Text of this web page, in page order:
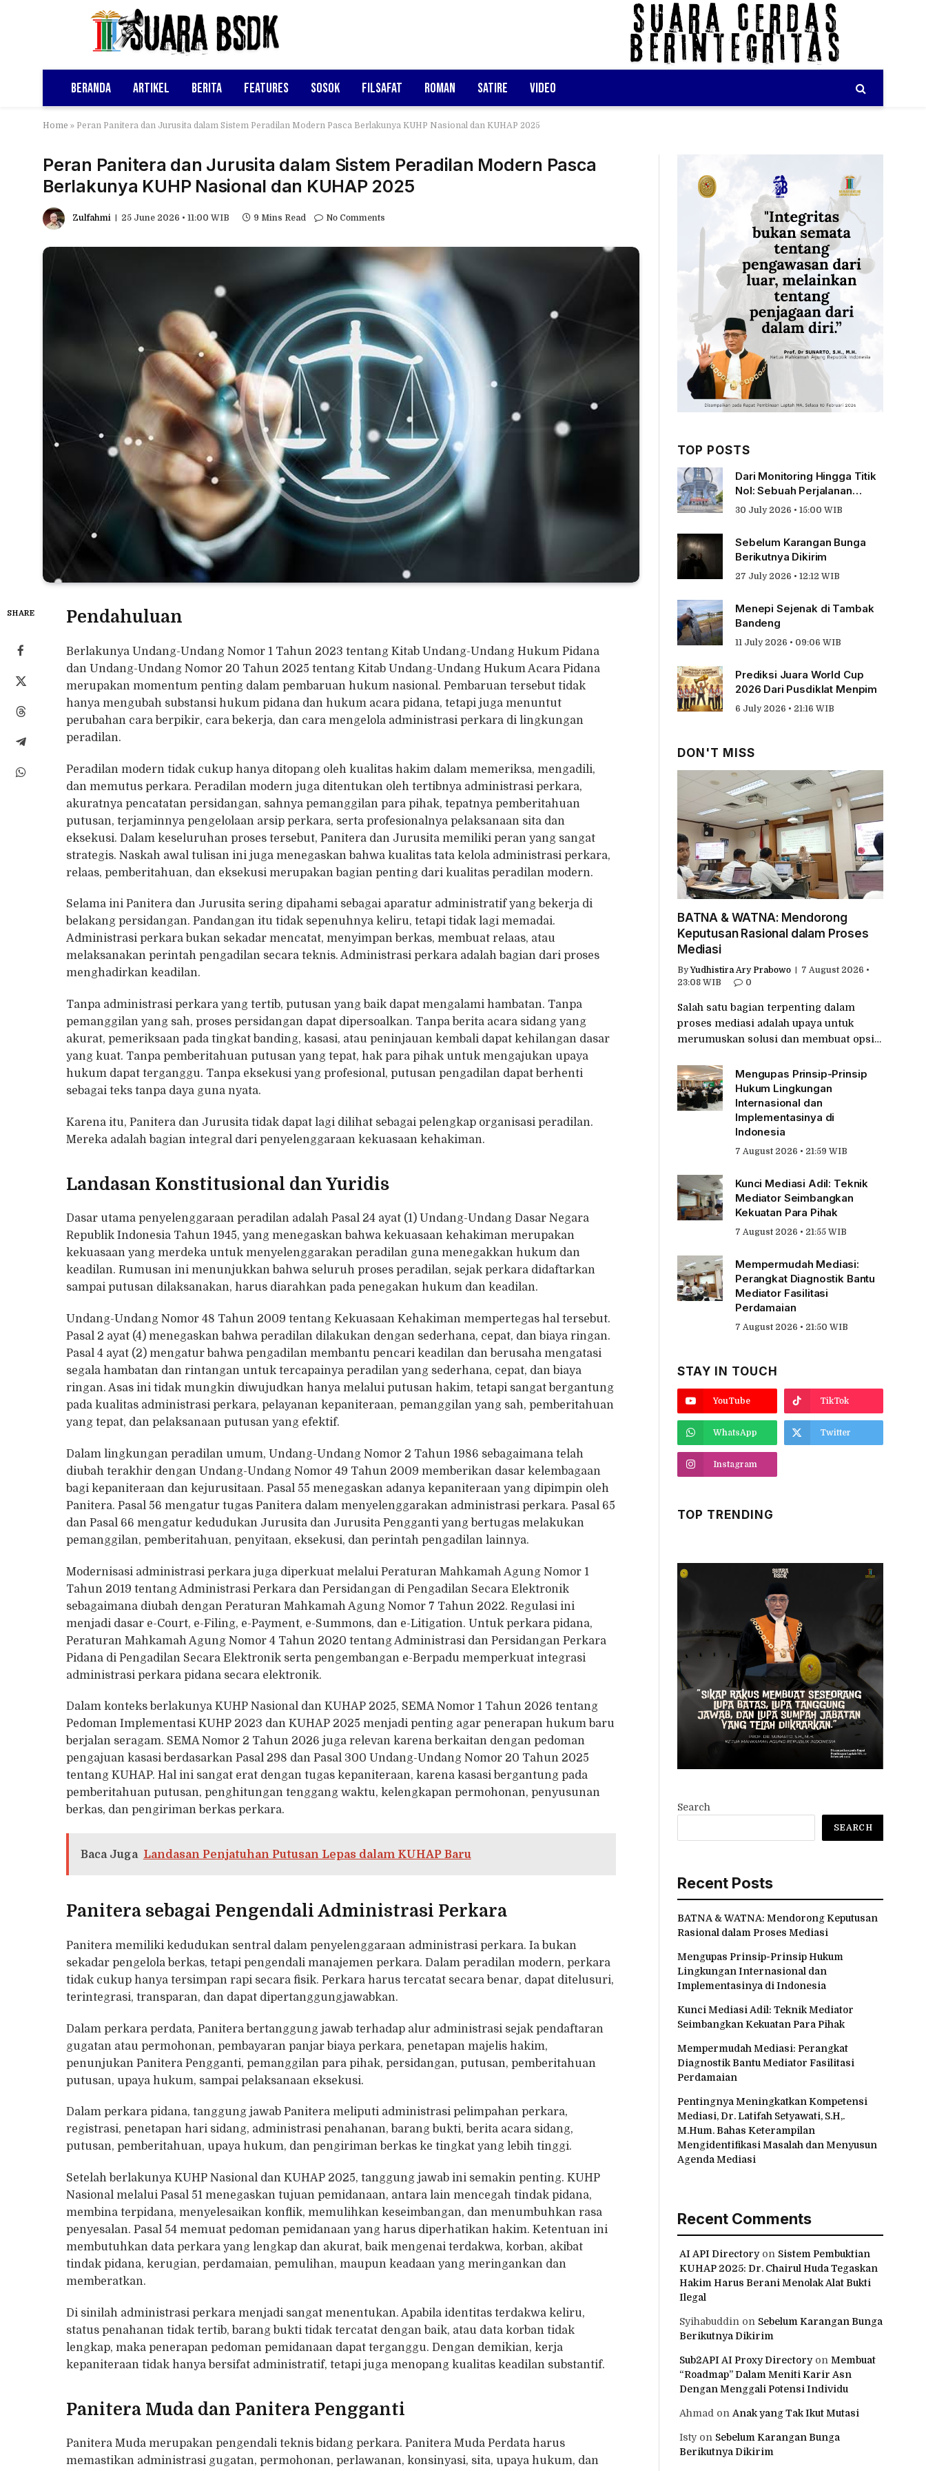
Beranda Artikel Berita Features Sosok Filsafat Roman Satire Video
Home » Peran Panitera dan Jurusita dalam Sistem Peradilan Modern Pasca Berlakunya KUHP Nasional dan KUHAP 2025
Peran Panitera dan Jurusita dalam Sistem Peradilan Modern Pasca
Berlakunya KUHP Nasional dan KUHAP 2025
Zulfahmi 25 June 2026 • 11:00 WIB 9 Mins Read No Comments
SHARE Pendahuluan
Berlakunya Undang-Undang Nomor 1 Tahun 2023 tentang Kitab Undang-Undang Hukum Pidana
dan Undang-Undang Nomor 20 Tahun 2025 tentang Kitab Undang-Undang Hukum Acara Pidana
merupakan momentum penting dalam pembaruan hukum nasional. Pembaruan tersebut tidak
hanya mengubah substansi hukum pidana dan hukum acara pidana, tetapi juga menuntut
perubahan cara berpikir, cara bekerja, dan cara mengelola administrasi perkara di lingkungan
peradilan.
Peradilan modern tidak cukup hanya ditopang oleh kualitas hakim dalam memeriksa, mengadili,
dan memutus perkara. Peradilan modern juga ditentukan oleh tertibnya administrasi perkara,
akuratnya pencatatan persidangan, sahnya pemanggilan para pihak, tepatnya pemberitahuan
putusan, terjaminnya pengelolaan arsip perkara, serta profesionalnya pelaksanaan sita dan
eksekusi. Dalam keseluruhan proses tersebut, Panitera dan Jurusita memiliki peran yang sangat
strategis. Naskah awal tulisan ini juga menegaskan bahwa kualitas tata kelola administrasi perkara,
relaas, pemberitahuan, dan eksekusi merupakan bagian penting dari kualitas peradilan modern.
Selama ini Panitera dan Jurusita sering dipahami sebagai aparatur administratif yang bekerja di
belakang persidangan. Pandangan itu tidak sepenuhnya keliru, tetapi tidak lagi memadai.
Administrasi perkara bukan sekadar mencatat, menyimpan berkas, membuat relaas, atau
melaksanakan perintah pengadilan secara teknis. Administrasi perkara adalah bagian dari proses
menghadirkan keadilan.
Tanpa administrasi perkara yang tertib, putusan yang baik dapat mengalami hambatan. Tanpa
pemanggilan yang sah, proses persidangan dapat dipersoalkan. Tanpa berita acara sidang yang
akurat, pemeriksaan pada tingkat banding, kasasi, atau peninjauan kembali dapat kehilangan dasar
yang kuat. Tanpa pemberitahuan putusan yang tepat, hak para pihak untuk mengajukan upaya
hukum dapat terganggu. Tanpa eksekusi yang profesional, putusan pengadilan dapat berhenti
sebagai teks tanpa daya guna nyata.
Karena itu, Panitera dan Jurusita tidak dapat lagi dilihat sebagai pelengkap organisasi peradilan.
Mereka adalah bagian integral dari penyelenggaraan kekuasaan kehakiman.
Landasan Konstitusional dan Yuridis
Dasar utama penyelenggaraan peradilan adalah Pasal 24 ayat (1) Undang-Undang Dasar Negara
Republik Indonesia Tahun 1945, yang menegaskan bahwa kekuasaan kehakiman merupakan
kekuasaan yang merdeka untuk menyelenggarakan peradilan guna menegakkan hukum dan
keadilan. Rumusan ini menunjukkan bahwa seluruh proses peradilan, sejak perkara didaftarkan
sampai putusan dilaksanakan, harus diarahkan pada penegakan hukum dan keadilan.
Undang-Undang Nomor 48 Tahun 2009 tentang Kekuasaan Kehakiman mempertegas hal tersebut.
Pasal 2 ayat (4) menegaskan bahwa peradilan dilakukan dengan sederhana, cepat, dan biaya ringan.
Pasal 4 ayat (2) mengatur bahwa pengadilan membantu pencari keadilan dan berusaha mengatasi
segala hambatan dan rintangan untuk tercapainya peradilan yang sederhana, cepat, dan biaya
ringan. Asas ini tidak mungkin diwujudkan hanya melalui putusan hakim, tetapi sangat bergantung
pada kualitas administrasi perkara, pelayanan kepaniteraan, pemanggilan yang sah, pemberitahuan
yang tepat, dan pelaksanaan putusan yang efektif.
Dalam lingkungan peradilan umum, Undang-Undang Nomor 2 Tahun 1986 sebagaimana telah
diubah terakhir dengan Undang-Undang Nomor 49 Tahun 2009 memberikan dasar kelembagaan
bagi kepaniteraan dan kejurusitaan. Pasal 55 menegaskan adanya kepaniteraan yang dipimpin oleh
Panitera. Pasal 56 mengatur tugas Panitera dalam menyelenggarakan administrasi perkara. Pasal 65
dan Pasal 66 mengatur kedudukan Jurusita dan Jurusita Pengganti yang bertugas melakukan
pemanggilan, pemberitahuan, penyitaan, eksekusi, dan perintah pengadilan lainnya.
Modernisasi administrasi perkara juga diperkuat melalui Peraturan Mahkamah Agung Nomor 1
Tahun 2019 tentang Administrasi Perkara dan Persidangan di Pengadilan Secara Elektronik
sebagaimana diubah dengan Peraturan Mahkamah Agung Nomor 7 Tahun 2022. Regulasi ini
menjadi dasar e-Court, e-Filing, e-Payment, e-Summons, dan e-Litigation. Untuk perkara pidana,
Peraturan Mahkamah Agung Nomor 4 Tahun 2020 tentang Administrasi dan Persidangan Perkara
Pidana di Pengadilan Secara Elektronik serta pengembangan e-Berpadu memperkuat integrasi
administrasi perkara pidana secara elektronik.
Dalam konteks berlakunya KUHP Nasional dan KUHAP 2025, SEMA Nomor 1 Tahun 2026 tentang
Pedoman Implementasi KUHP 2023 dan KUHAP 2025 menjadi penting agar penerapan hukum baru
berjalan seragam. SEMA Nomor 2 Tahun 2026 juga relevan karena berkaitan dengan pedoman
pengajuan kasasi berdasarkan Pasal 298 dan Pasal 300 Undang-Undang Nomor 20 Tahun 2025
tentang KUHAP. Hal ini sangat erat dengan tugas kepaniteraan, karena kasasi bergantung pada
pemberitahuan putusan, penghitungan tenggang waktu, kelengkapan permohonan, penyusunan
berkas, dan pengiriman berkas perkara.
Baca Juga Landasan Penjatuhan Putusan Lepas dalam KUHAP Baru
Panitera sebagai Pengendali Administrasi Perkara
Panitera memiliki kedudukan sentral dalam penyelenggaraan administrasi perkara. Ia bukan
sekadar pengelola berkas, tetapi pengendali manajemen perkara. Dalam peradilan modern, perkara
tidak cukup hanya tersimpan rapi secara fisik. Perkara harus tercatat secara benar, dapat ditelusuri,
terintegrasi, transparan, dan dapat dipertanggungjawabkan.
Dalam perkara perdata, Panitera bertanggung jawab terhadap alur administrasi sejak pendaftaran
gugatan atau permohonan, pembayaran panjar biaya perkara, penetapan majelis hakim,
penunjukan Panitera Pengganti, pemanggilan para pihak, persidangan, putusan, pemberitahuan
putusan, upaya hukum, sampai pelaksanaan eksekusi.
Dalam perkara pidana, tanggung jawab Panitera meliputi administrasi pelimpahan perkara,
registrasi, penetapan hari sidang, administrasi penahanan, barang bukti, berita acara sidang,
putusan, pemberitahuan, upaya hukum, dan pengiriman berkas ke tingkat yang lebih tinggi.
Setelah berlakunya KUHP Nasional dan KUHAP 2025, tanggung jawab ini semakin penting. KUHP
Nasional melalui Pasal 51 menegaskan tujuan pemidanaan, antara lain mencegah tindak pidana,
membina terpidana, menyelesaikan konflik, memulihkan keseimbangan, dan menumbuhkan rasa
penyesalan. Pasal 54 memuat pedoman pemidanaan yang harus diperhatikan hakim. Ketentuan ini
membutuhkan data perkara yang lengkap dan akurat, baik mengenai terdakwa, korban, akibat
tindak pidana, kerugian, perdamaian, pemulihan, maupun keadaan yang meringankan dan
memberatkan.
Di sinilah administrasi perkara menjadi sangat menentukan. Apabila identitas terdakwa keliru,
status penahanan tidak tertib, barang bukti tidak tercatat dengan baik, atau data korban tidak
lengkap, maka penerapan pedoman pemidanaan dapat terganggu. Dengan demikian, kerja
kepaniteraan tidak hanya bersifat administratif, tetapi juga menopang kualitas keadilan substantif.
Panitera Muda dan Panitera Pengganti
Panitera Muda merupakan pengendali teknis bidang perkara. Panitera Muda Perdata harus
memastikan administrasi gugatan, permohonan, perlawanan, konsinyasi, sita, upaya hukum, dan
TOP POSTS
Dari Monitoring Hingga Titik
Nol: Sebuah Perjalanan
Tentang Pengabdian
30 July 2026 • 15:00 WIB
Sebelum Karangan Bunga
Berikutnya Dikirim
27 July 2026 • 12:12 WIB
Menepi Sejenak di Tambak
Bandeng
11 July 2026 • 09:06 WIB
Prediksi Juara World Cup
2026 Dari Pusdiklat Menpim
6 July 2026 • 21:16 WIB
DON'T MISS
BATNA & WATNA: Mendorong
Keputusan Rasional dalam Proses
Mediasi
By Yudhistira Ary Prabowo
7 August 2026 •
23:08 WIB
0
Salah satu bagian terpenting dalam
proses mediasi adalah upaya untuk
merumuskan solusi dan membuat opsi…
Mengupas Prinsip-Prinsip
Hukum Lingkungan
Internasional dan
Implementasinya di
Indonesia
7 August 2026 • 21:59 WIB
Kunci Mediasi Adil: Teknik
Mediator Seimbangkan
Kekuatan Para Pihak
7 August 2026 • 21:55 WIB
Mempermudah Mediasi:
Perangkat Diagnostik Bantu
Mediator Fasilitasi
Perdamaian
7 August 2026 • 21:50 WIB
STAY IN TOUCH
YouTube TikTok
WhatsApp Twitter
Instagram
TOP TRENDING
Search
SEARCH
Recent Posts
BATNA & WATNA: Mendorong Keputusan
Rasional dalam Proses Mediasi
Mengupas Prinsip-Prinsip Hukum
Lingkungan Internasional dan
Implementasinya di Indonesia
Kunci Mediasi Adil: Teknik Mediator
Seimbangkan Kekuatan Para Pihak
Mempermudah Mediasi: Perangkat
Diagnostik Bantu Mediator Fasilitasi
Perdamaian
Pentingnya Meningkatkan Kompetensi
Mediasi, Dr. Latifah Setyawati, S.H,.
M.Hum. Bahas Keterampilan
Mengidentifikasi Masalah dan Menyusun
Agenda Mediasi
Recent Comments
AI API Directoryon Sistem Pembuktian
KUHAP 2025: Dr. Chairul Huda Tegaskan
Hakim Harus Berani Menolak Alat Bukti
Ilegal
Syihabuddin on Sebelum Karangan Bunga
Berikutnya Dikirim
Sub2API AI Proxy Directoryon Membuat
“Roadmap” Dalam Meniti Karir Asn
Dengan Menggali Potensi Individu
Ahmad on Anak yang Tak Ikut Mutasi
Istyon Sebelum Karangan Bunga
Berikutnya Dikirim